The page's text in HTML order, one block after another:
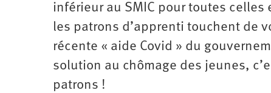
inférieur au SMIC pour toutes celles
les patrons d’apprenti touchent de
récente « aide Covid » du
solution au chômage des jeunes,
patrons !